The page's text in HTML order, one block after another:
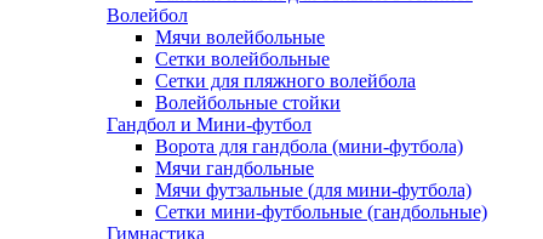
Волейбол
Мячи волейбольные
Сетки волейбольные
Сетки для пляжного волейбола
Волейбольные стойки
Гандбол и Мини-футбол
Ворота для гандбола (мини-футбола)
Мячи гандбольные
Мячи футзальные (для мини-футбола)
Сетки мини-футбольные (гандбольные)
Гимнастика